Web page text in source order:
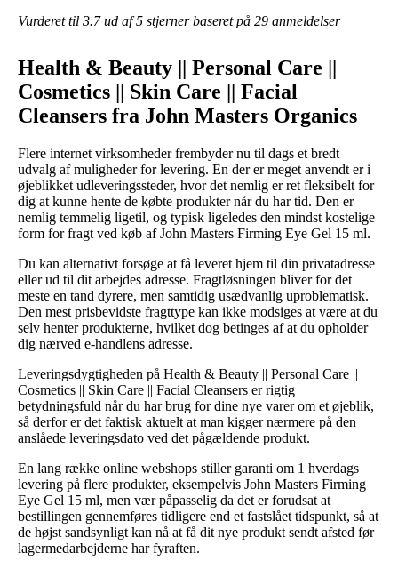
Vurderet til 3.7ud af 5 stjerner baseret på 29 anmeldelser
Health & Beauty || Personal Care ||
Cosmetics || Skin Care || Facial
Cleansers fra John Masters Organics
Flere internet virksomheder frembyder nu til dags et bredt
udvalg af muligheder for levering. En der er meget anvendt er i
øjeblikket udleveringssteder, hvor det nemlig er ret fleksibelt for
dig at kunne hente de købte produkter når du har tid. Den er
nemlig temmelig ligetil, og typisk ligeledes den mindst kostelige
form for fragt ved køb af John Masters Firming Eye Gel 15 ml.
Du kan alternativt forsøge at få leveret hjem til din privatadresse
eller ud til dit arbejdes adresse. Fragtløsningen bliver for det
meste en tand dyrere, men samtidig usædvanlig uproblematisk.
Den mest prisbevidste fragttype kan ikke modsiges at være at du
selv henter produkterne, hvilket dog betinges af at du opholder
dig nærved e-handlens adresse.
Leveringsdygtigheden på Health & Beauty || Personal Care ||
Cosmetics || Skin Care || Facial Cleansers er rigtig
betydningsfuld når du har brug for dine nye varer om et øjeblik,
så derfor er det faktisk aktuelt at man kigger nærmere på den
anslåede leveringsdato ved det pågældende produkt.
En lang række online webshops stiller garanti om 1 hverdags
levering på flere produkter, eksempelvis John Masters Firming
Eye Gel 15 ml, men vær påpasselig da det er forudsat at
bestillingen gennemføres tidligere end et fastslået tidspunkt, så at
de højst sandsynligt kan nå at få dit nye produkt sendt afsted før
lagermedarbejderne har fyraften.